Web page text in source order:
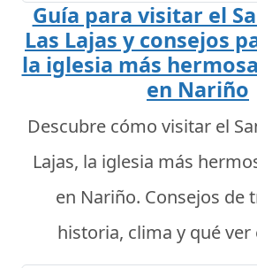
Guía para visitar el
Las Lajas y consejos
la iglesia más
en Nariño
Descubre cómo visitar el
Lajas, la iglesia más
en Nariño. Consejos de
historia, clima y qué ver